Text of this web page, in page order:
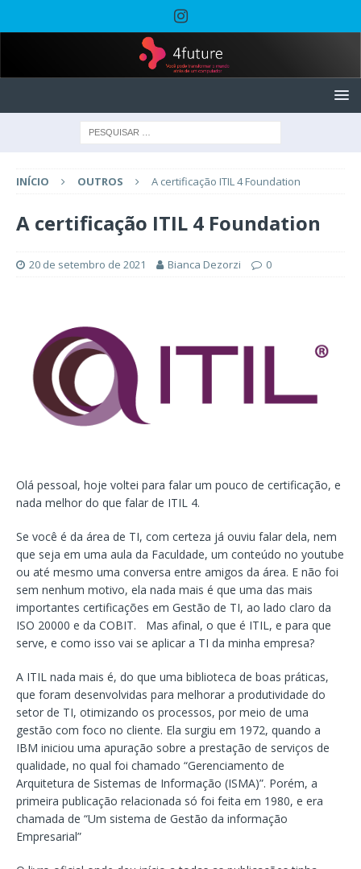
INÍCIO OUTROS A certificação ITIL 4 Foundation
A certificação ITIL 4 Foundation
20 de setembro de 2021 Bianca Dezorzi 0
Olá pessoal, hoje voltei para falar um pouco de certificação, e
nada melhor do que falar de ITIL 4.
Se você é da área de TI, com certeza já ouviu falar dela, nem
que seja em uma aula da Faculdade, um conteúdo no youtube
ou até mesmo uma conversa entre amigos da área. E não foi
sem nenhum motivo, ela nada mais é que uma das mais
importantes certificações em Gestão de TI, ao lado claro da
ISO 20000 e da COBIT. Mas afinal, o que é ITIL, e para que
serve, e como isso vai se aplicar a TI da minha empresa?
A ITIL nada mais é, do que uma biblioteca de boas práticas,
que foram desenvolvidas para melhorar a produtividade do
setor de TI, otimizando os processos, por meio de uma
gestão com foco no cliente. Ela surgiu em 1972, quando a
IBM iniciou uma apuração sobre a prestação de serviços de
qualidade, no qual foi chamado “Gerenciamento de
Arquitetura de Sistemas de Informação (ISMA)”. Porém, a
primeira publicação relacionada só foi feita em 1980, e era
chamada de “Um sistema de Gestão da informação
Empresarial”